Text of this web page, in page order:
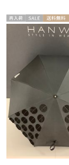
再入 セー
ル
送料無
料
WOME